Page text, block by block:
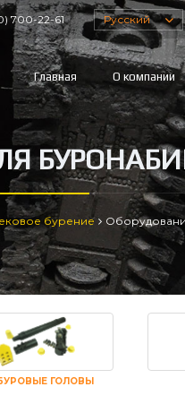
700-22-61 Русский
Главная О компании
бурение
ГОЛОВЫ